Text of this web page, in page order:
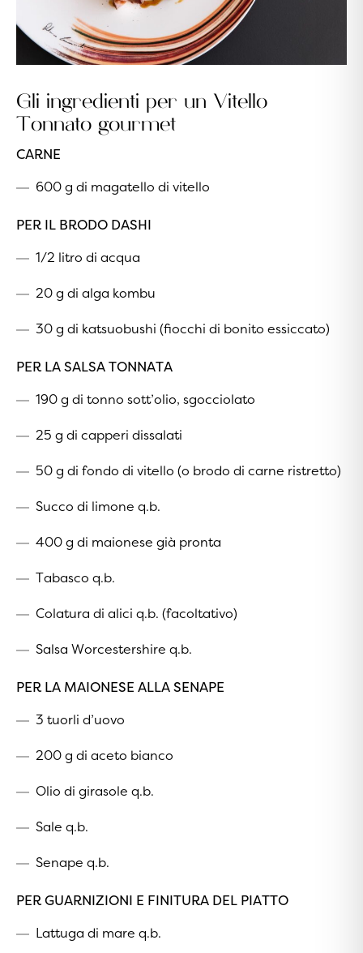
Gli ingredienti per un Vitello
Tonnato gourmet
CARNE
600 g di magatello di vitello
PER IL BRODO DASHI
1/2 litro di acqua
20 g di alga kombu
30 g di katsuobushi (fiocchi di bonito essiccato)
PER LA SALSA TONNATA
190 g di tonno sott’olio, sgocciolato
25 g di capperi dissalati
50 g di fondo di vitello (o brodo di carne ristretto)
Succo di limone q.b.
400 g di maionese già pronta
Tabasco q.b.
Colatura di alici q.b. (facoltativo)
Salsa Worcestershire q.b.
PER LA MAIONESE ALLA SENAPE
3 tuorli d’uovo
200 g di aceto bianco
Olio di girasole q.b.
Sale q.b.
Senape q.b.
PER GUARNIZIONI E FINITURA DEL PIATTO
Lattuga di mare q.b.